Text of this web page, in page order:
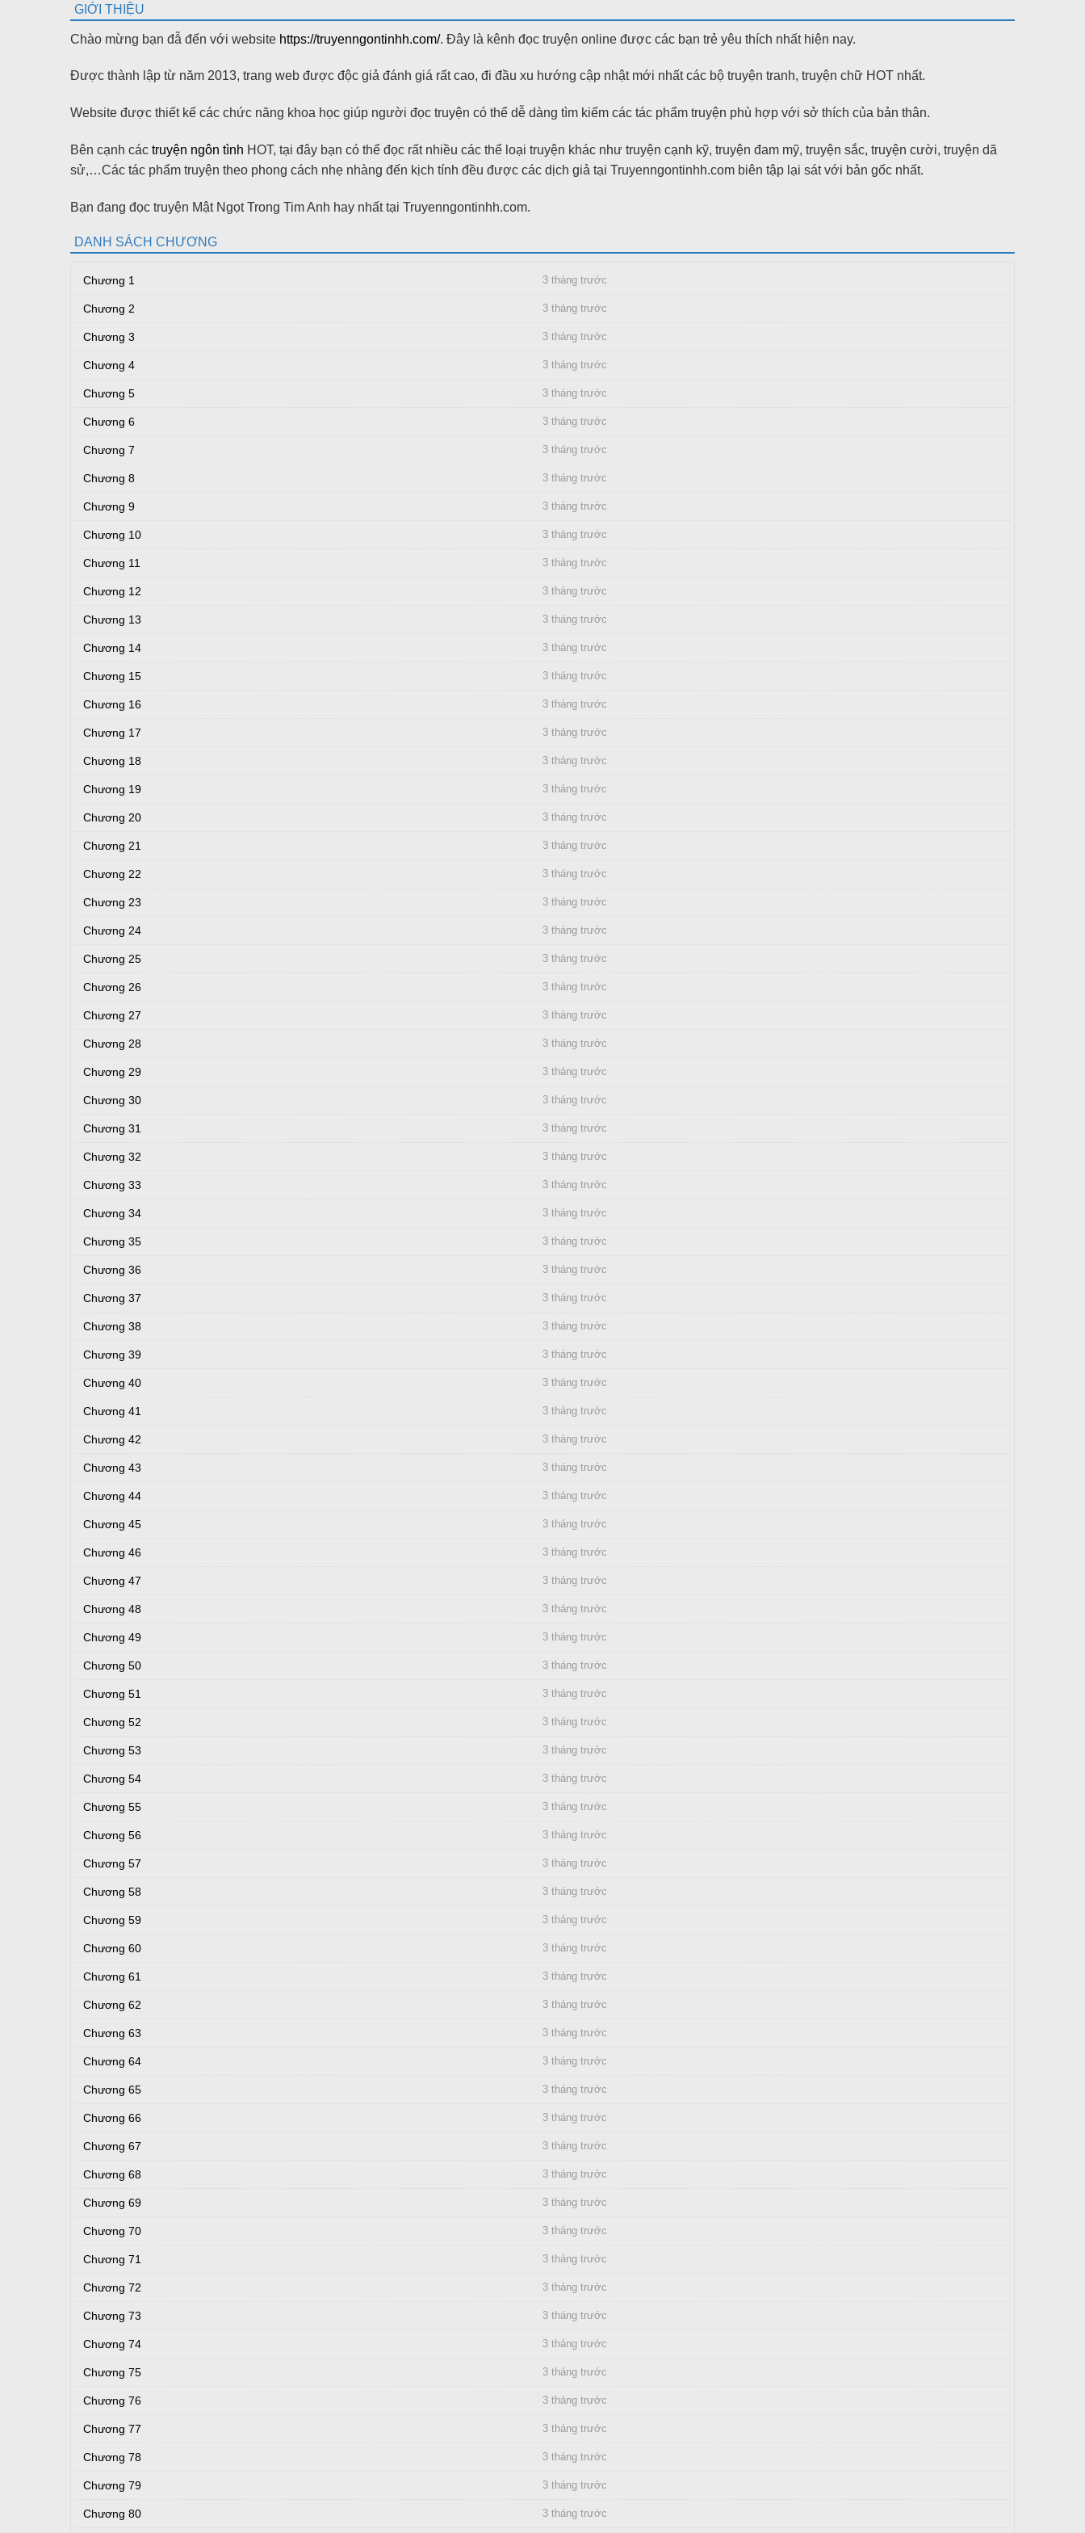
GIỚI THIỆU
Chào mừng bạn đẫ đến với website https://truyenngontinhh.com/. Đây là kênh đọc truyện online được các bạn trẻ yêu thích nhất hiện nay.
Được thành lập từ năm 2013, trang web được độc giả đánh giá rất cao, đi đầu xu hướng cập nhật mới nhất các bộ truyện tranh, truyện chữ HOT nhất.
Website được thiết kế các chức năng khoa học giúp người đọc truyện có thể dễ dàng tìm kiếm các tác phẩm truyện phù hợp với sở thích của bản thân.
Bên cạnh các truyện ngôn tình HOT, tại đây bạn có thể đọc rất nhiều các thể loại truyện khác như truyện cạnh kỹ, truyện đam mỹ, truyện sắc, truyện cười, truyện dã
sử,…Các tác phẩm truyện theo phong cách nhẹ nhàng đến kịch tính đều được các dịch giả tại Truyenngontinhh.com biên tập lại sát với bản gốc nhất.
Bạn đang đọc truyện Mật Ngọt Trong Tim Anh hay nhất tại Truyenngontinhh.com.
DANH SÁCH CHƯƠNG
Chương 1 3 tháng trước
Chương 2 3 tháng trước
Chương 3 3 tháng trước
Chương 4 3 tháng trước
Chương 5 3 tháng trước
Chương 6 3 tháng trước
Chương 7 3 tháng trước
Chương 8 3 tháng trước
Chương 9 3 tháng trước
Chương 10 3 tháng trước
Chương 11 3 tháng trước
Chương 12 3 tháng trước
Chương 13 3 tháng trước
Chương 14 3 tháng trước
Chương 15 3 tháng trước
Chương 16 3 tháng trước
Chương 17 3 tháng trước
Chương 18 3 tháng trước
Chương 19 3 tháng trước
Chương 20 3 tháng trước
Chương 21 3 tháng trước
Chương 22 3 tháng trước
Chương 23 3 tháng trước
Chương 24 3 tháng trước
Chương 25 3 tháng trước
Chương 26 3 tháng trước
Chương 27 3 tháng trước
Chương 28 3 tháng trước
Chương 29 3 tháng trước
Chương 30 3 tháng trước
Chương 31 3 tháng trước
Chương 32 3 tháng trước
Chương 33 3 tháng trước
Chương 34 3 tháng trước
Chương 35 3 tháng trước
Chương 36 3 tháng trước
Chương 37 3 tháng trước
Chương 38 3 tháng trước
Chương 39 3 tháng trước
Chương 40 3 tháng trước
Chương 41 3 tháng trước
Chương 42 3 tháng trước
Chương 43 3 tháng trước
Chương 44 3 tháng trước
Chương 45 3 tháng trước
Chương 46 3 tháng trước
Chương 47 3 tháng trước
Chương 48 3 tháng trước
Chương 49 3 tháng trước
Chương 50 3 tháng trước
Chương 51 3 tháng trước
Chương 52 3 tháng trước
Chương 53 3 tháng trước
Chương 54 3 tháng trước
Chương 55 3 tháng trước
Chương 56 3 tháng trước
Chương 57 3 tháng trước
Chương 58 3 tháng trước
Chương 59 3 tháng trước
Chương 60 3 tháng trước
Chương 61 3 tháng trước
Chương 62 3 tháng trước
Chương 63 3 tháng trước
Chương 64 3 tháng trước
Chương 65 3 tháng trước
Chương 66 3 tháng trước
Chương 67 3 tháng trước
Chương 68 3 tháng trước
Chương 69 3 tháng trước
Chương 70 3 tháng trước
Chương 71 3 tháng trước
Chương 72 3 tháng trước
Chương 73 3 tháng trước
Chương 74 3 tháng trước
Chương 75 3 tháng trước
Chương 76 3 tháng trước
Chương 77 3 tháng trước
Chương 78 3 tháng trước
Chương 79 3 tháng trước
Chương 80 3 tháng trước